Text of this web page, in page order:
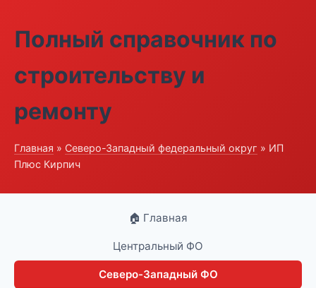
Полный справочник по
строительству и
ремонту
Главная » Северо-Западный федеральный округ » ИП
Плюс Кирпич
🏠 Главная
Центральный ФО
Северо-Западный ФО